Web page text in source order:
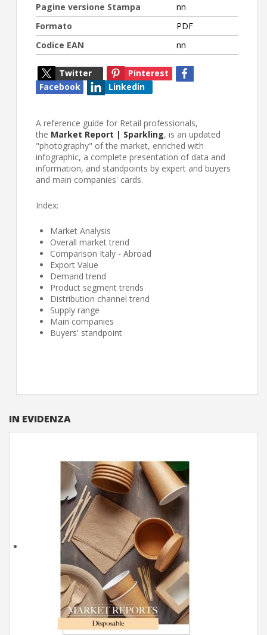
IN EVIDENZA
Pagine versione Stampa
nn
Formato
PDF
Codice EAN
nn
Twitter
Pinterest
Facebook
Linkedin
A reference guide for Retail professionals,
the Market Report | Sparkling, is an updated
"photography" of the market, enriched with
infographic, a complete presentation of data and
information, and standpoints by expert and buyers
and main companies' cards.
Index:
Market Analysis
Overall market trend
Comparison Italy - Abroad
Export Value
Demand trend
Product segment trends
Distribution channel trend
Supply range
Main companies
Buyers' standpoint